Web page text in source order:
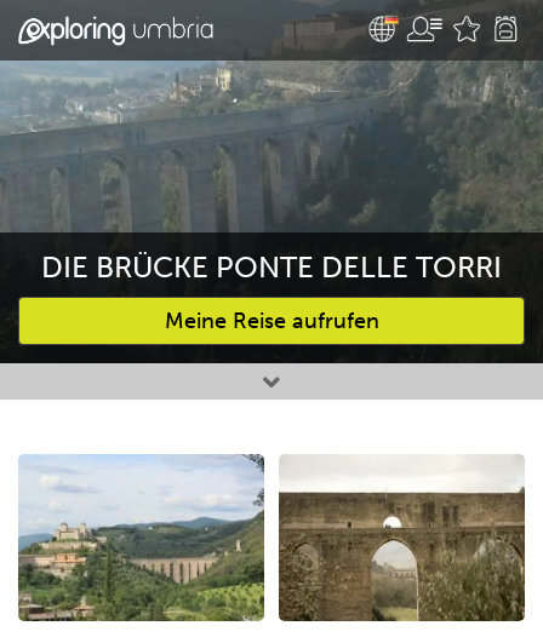
DIE BRÜCKE PONTE DELLE TORRI
Meine Reise aufrufen
Bevorzugte Aktivitäten